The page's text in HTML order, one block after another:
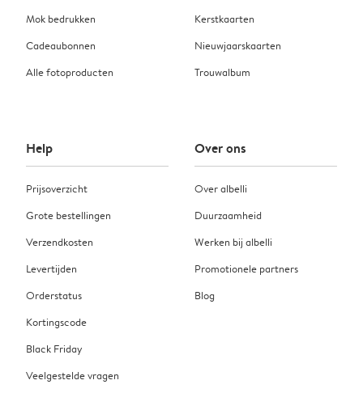
Mok bedrukken
Cadeaubonnen
Alle fotoproducten
Kerstkaarten
Nieuwjaarskaarten
Trouwalbum
Help
Prijsoverzicht
Grote bestellingen
Verzendkosten
Levertijden
Orderstatus
Kortingscode
Black Friday
Veelgestelde vragen
Over ons
Over albelli
Duurzaamheid
Werken bij albelli
Promotionele partners
Blog